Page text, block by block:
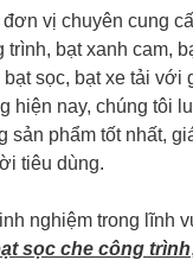
vị chuyên cung
trình, bạt xanh cam,
sọc, bạt xe tải với
hiện nay, chúng tôi
sản phẩm tốt nhất,
tiêu dùng.
nghiệm trong lĩnh
sọc che công trình